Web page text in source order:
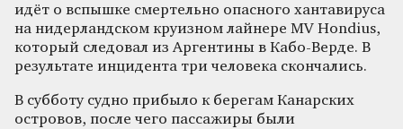
идёт о вспышке смертельно опасного хантавируса
на нидерландском круизном лайнере MV Hondius,
который следовал из Аргентины в Кабо-Верде. В
результате инцидента три человека скончались.
В субботу судно прибыло к берегам Канарских
островов, после чего пассажиры были